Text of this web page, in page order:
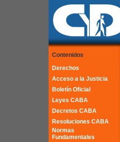
Contenidos
Derechos
Acceso a la Justicia
Boletín Oficial
Leyes CABA
Decretos CABA
Resoluciones CABA
Normas
Fundamentales